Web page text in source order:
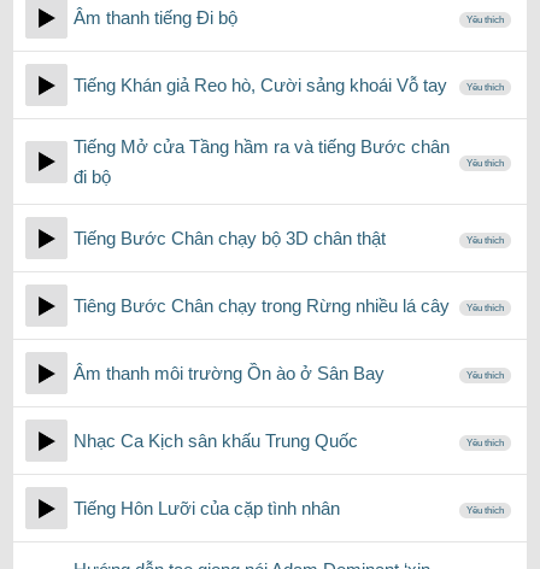
Âm thanh tiếng Đi bộ Yêu thích
Tiếng Khán giả Reo hò, Cười sảng khoái Vỗ tay Yêu thích
Tiếng Mở cửa Tầng hầm ra và tiếng Bước chân
đi bộ
Yêu thích
Tiếng Bước Chân chạy bộ 3D chân thật Yêu thích
Tiêng Bước Chân chạy trong Rừng nhiều lá cây Yêu thích
Âm thanh môi trường Ồn ào ở Sân Bay Yêu thích
Nhạc Ca Kịch sân khấu Trung Quốc Yêu thích
Tiếng Hôn Lưỡi của cặp tình nhân Yêu thích